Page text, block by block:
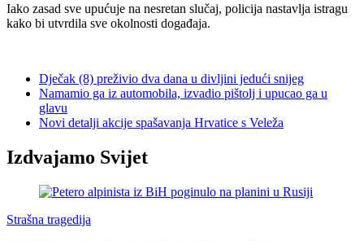
Iako zasad sve upućuje na nesretan slučaj, policija nastavlja istragu
kako bi utvrdila sve okolnosti događaja.
Dječak (8) preživio dva dana u divljini jedući snijeg
Namamio ga iz automobila, izvadio pištolj i upucao ga u
glavu
Novi detalji akcije spašavanja Hrvatice s Veleža
Izdvajamo Svijet
Strašna tragedija